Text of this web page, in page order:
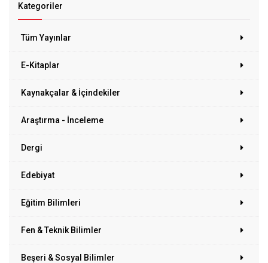
Kategoriler
Tüm Yayınlar
E-Kitaplar
Kaynakçalar & İçindekiler
Araştırma - İnceleme
Dergi
Edebiyat
Eğitim Bilimleri
Fen & Teknik Bilimler
Beşeri & Sosyal Bilimler